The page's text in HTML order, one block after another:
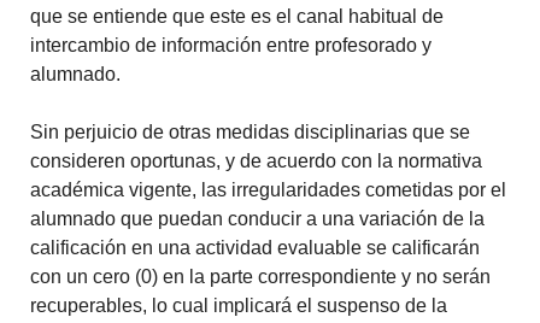
que se entiende que este es el canal habitual de
intercambio de información entre profesorado y
alumnado.
Sin perjuicio de otras medidas disciplinarias que se
consideren oportunas, y de acuerdo con la normativa
académica vigente, las irregularidades cometidas por el
alumnado que puedan conducir a una variación de la
calificación en una actividad evaluable se calificarán
con un cero (0) en la parte correspondiente y no serán
recuperables, lo cual implicará el suspenso de la